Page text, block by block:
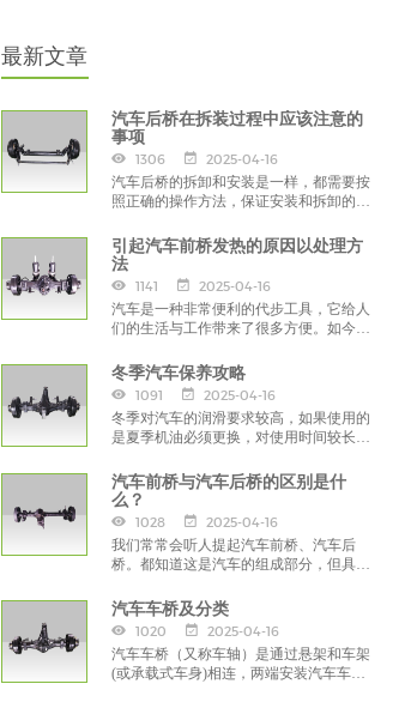
最新文章
汽车后桥在拆装过程中应该注意的
事项
1306
2025-04-16
汽车后桥的拆卸和安装是一样，都需要按
照正确的操作方法，保证安装和拆卸的顺
以寻求专业人士的帮助，而不是自己按照
自己的想法进行，这样会对汽车后桥造成
严重伤害。
引起汽车前桥发热的原因以处理方
法
1141
2025-04-16
汽车是一种非常便利的代步工具，它给人
们的生活与工作带来了很多方便。如今，
您知道引起汽车前桥发热的原因以处理方
法吗？
冬季汽车保养攻略
1091
2025-04-16
冬季对汽车的润滑要求较高，如果使用的
是夏季机油必须更换，对使用时间较长，
以保证发动机启动的顺畅。
汽车前桥与汽车后桥的区别是什
么？
1028
2025-04-16
我们常常会听人提起汽车前桥、汽车后
桥。都知道这是汽车的组成部分，但具体
出来。
汽车车桥及分类
1020
2025-04-16
汽车车桥（又称车轴）是通过悬架和车架
(或承载式车身)相连，两端安装汽车车轮